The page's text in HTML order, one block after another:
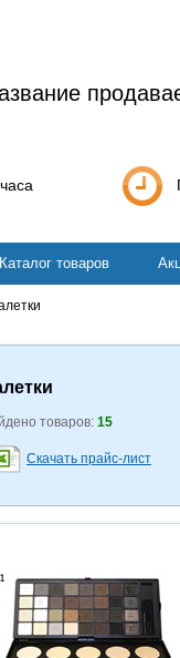
Каталог товаров
товаров: 15
Скачать прайс-лист